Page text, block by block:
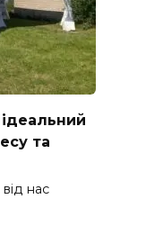
та
нас